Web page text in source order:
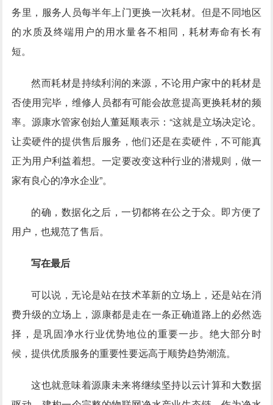
务里，服务人员每半年上门更换一次耗材。但是不同地区
的水质及终端用户的用水量各不相同，耗材寿命有长有
短。
然而耗材是持续利润的来源，不论用户家中的耗材是
否使用完毕，维修人员都有可能会故意提高更换耗材的频
率。源康水管家创始人董延顺表示：“这就是立场决定论。
让卖硬件的提供售后服务，他们还是在卖硬件，不可能真
正为用户利益着想。一定要改变这种行业的潜规则，做一
家有良心的净水企业”。
的确，数据化之后，一切都将在公之于众。即方便了
用户，也规范了售后。
写在最后
可以说，无论是站在技术革新的立场上，还是站在消
费升级的立场上，源康都是走在一条正确道路上的必然选
择，是巩固净水行业优势地位的重要一步。绝大部分时
候，提供优质服务的重要性要远高于顺势趋势潮流。
这也就意味着源康未来将继续坚持以云计算和大数据